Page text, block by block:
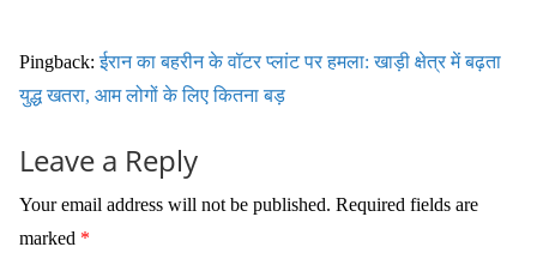
Pingback:ईरान का बहरीन के वॉटर प्लांट पर हमला: खाड़ी क्षेत्र में बढ़ता
युद्ध खतरा, आम लोगों के लिए कितना बड़
Leave a Reply
Your email address will not be published. Required fields are
marked *